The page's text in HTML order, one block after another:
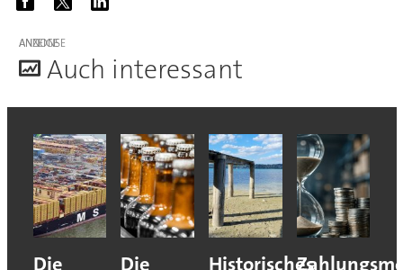
ANZEIGE
Auch interessant
Die
Die
Historisches